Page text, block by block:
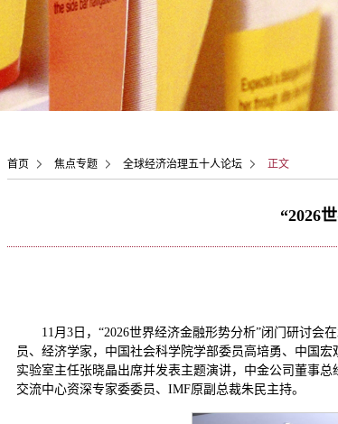
首页 焦点专题 全球经济治理五十人论坛 正文
“2026
11月3日，“2026世界经济金融形势分析”闭门研讨
员、经济学家，中国社会科学院学部委员高培勇、中国
实验室主任张晓晶出席并发表主题演讲，中金公司董事
交流中心资深专家委委员、IMF原副总裁朱民主持。